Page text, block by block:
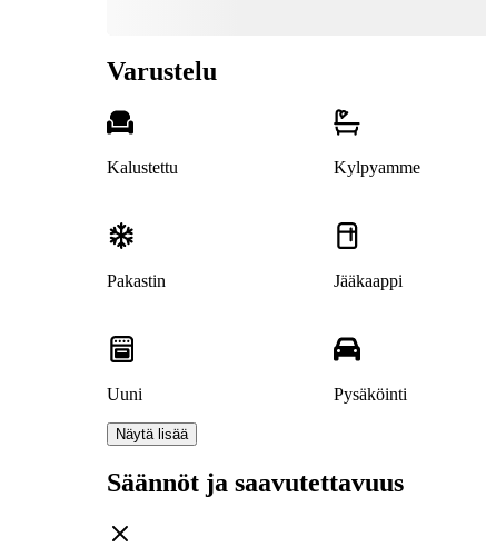
Varustelu
Kalustettu Kylpyamme
Pakastin Jääkaappi
Uuni Pysäköinti
Näytä lisää
Säännöt ja saavutettavuus